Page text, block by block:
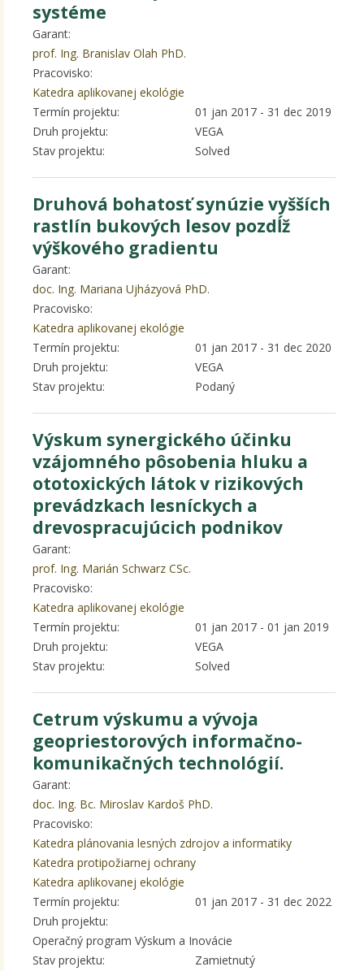
systéme
Garant:
prof. Ing. Branislav Olah PhD.
Pracovisko:
Katedra aplikovanej ekológie
Termín projektu:
01 jan 2017 - 31 dec 2019
Druh projektu:
VEGA
Stav projektu:
Solved
Druhová bohatosť synúzie vyšších
rastlín bukových lesov pozdĺž
výškového gradientu
Garant:
doc. Ing. Mariana Ujházyová PhD.
Pracovisko:
Katedra aplikovanej ekológie
Termín projektu:
01 jan 2017 - 31 dec 2020
Druh projektu:
VEGA
Stav projektu:
Podaný
Výskum synergického účinku
vzájomného pôsobenia hluku a
ototoxických látok v rizikových
prevádzkach lesníckych a
drevospracujúcich podnikov
Garant:
prof. Ing. Marián Schwarz CSc.
Pracovisko:
Katedra aplikovanej ekológie
Termín projektu:
01 jan 2017 - 01 jan 2019
Druh projektu:
VEGA
Stav projektu:
Solved
Cetrum výskumu a vývoja
geopriestorových informačno-
komunikačných technológií.
Garant:
doc. Ing. Bc. Miroslav Kardoš PhD.
Pracovisko:
Katedra plánovania lesných zdrojov a informatiky
Katedra protipožiarnej ochrany
Katedra aplikovanej ekológie
Termín projektu:
01 jan 2017 - 31 dec 2022
Druh projektu:
Operačný program Výskum a Inovácie
Stav projektu:
Zamietnutý